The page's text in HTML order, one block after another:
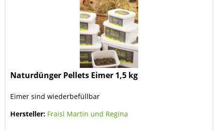
Naturdünger Pellets Eimer 1,5 kg
Eimer sind wiederbefüllbar
Hersteller: Fraisl Martin und Regina